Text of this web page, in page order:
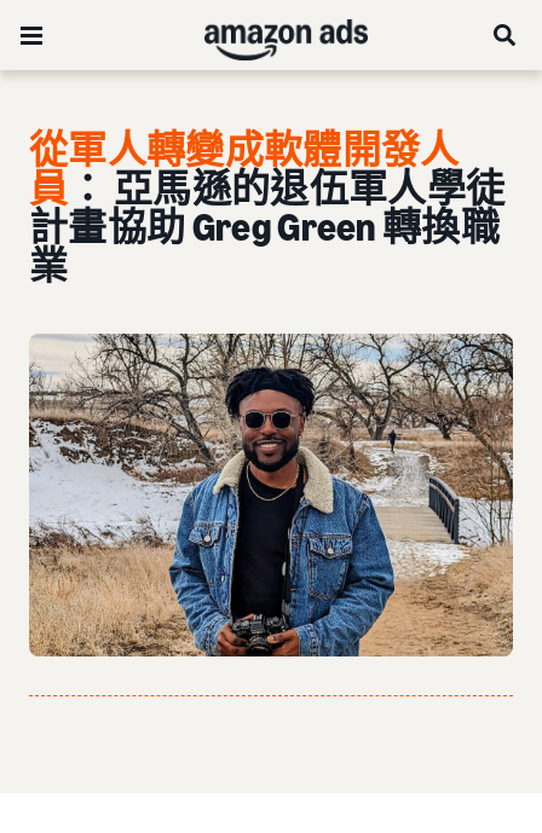
從軍人轉變成軟體開發人
員 ： 亞馬遜的退伍軍人學徒
計畫協助 Greg Green 轉換職
業